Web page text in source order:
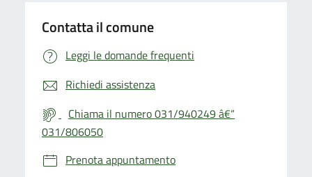
Contatta il comune
Leggi le domande frequenti
Richiedi assistenza
Chiama il numero 031/940249 â€“
031/806050
Prenota appuntamento